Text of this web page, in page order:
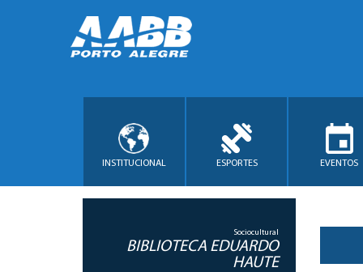
INSTITUCIONAL ESPORTES EVENTOS
Sociocultural
BIBLIOTECA EDUARDO
HAUTE